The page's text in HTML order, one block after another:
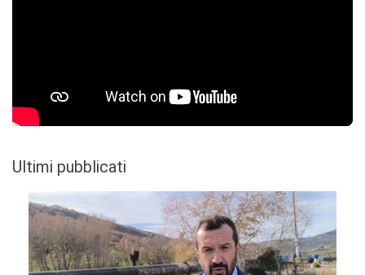
Ultimi pubblicati